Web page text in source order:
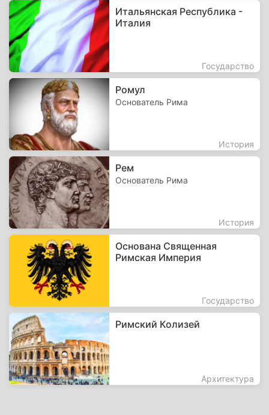
Итальянская Республика -
Италия
Государство
Ромул
Основатель Рима
История
Рем
Основатель Рима
История
Основана Священная
Римская Империя
Государство
Римский Колизей
Архитектура